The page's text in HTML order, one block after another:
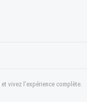
et vivez l’expérience complète.